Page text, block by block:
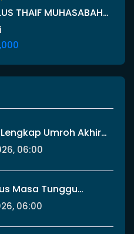
THAIF MUHASABAH
2026
Umroh Akhir
Rincian Jadwal
Estimasi Biaya,
Cuaca Dingin, dan
Cuti di UMI Travel
06:00
Masa Tunggu
Panduan Resmi
Biaya, dan Cara
06:00